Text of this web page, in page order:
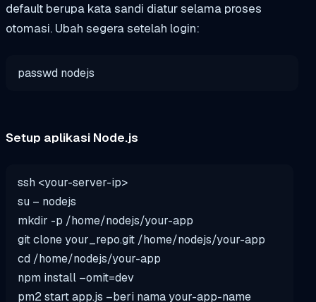
default berupa kata sandi diatur selama proses
otomasi. Ubah segera setelah login:
passwd nodejs
Setup aplikasi Node.js
ssh <your-server-ip>
su – nodejs
mkdir -p /home/nodejs/your-app
git clone your_repo.git /home/nodejs/your-app
cd /home/nodejs/your-app
npm install –omit=dev
pm2 startapp.js –beri nama your-app-name